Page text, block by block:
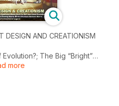
DESIGN AND CREATIONISM
The Big “Bright”
Universe; Macroevolution
more